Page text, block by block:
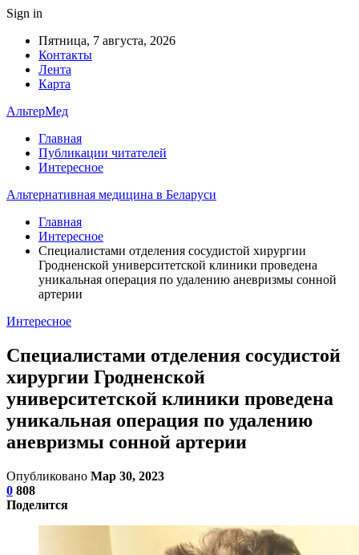
Sign in
Пятница, 7 августа, 2026
Контакты
Лента
Карта
АльтерМед
Главная
Публикации читателей
Интересное
Альтернативная медицина в Беларуси
Главная
Интересное
Специалистами отделения сосудистой хирургии
Гродненской университетской клиники проведена
уникальная операция по удалению аневризмы сонной
артерии
Интересное
Специалистами отделения сосудистой
хирургии Гродненской
университетской клиники проведена
уникальная операция по удалению
аневризмы сонной артерии
Опубликовано Мар 30, 2023
0 808
Поделится